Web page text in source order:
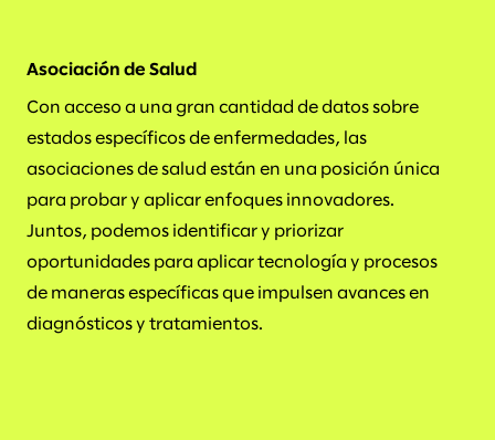
Asociación de Salud
Con acceso a una gran cantidad de datos sobre
estados específicos de enfermedades, las
asociaciones de salud están en una posición única
para probar y aplicar enfoques innovadores.
Juntos, podemos identificar y priorizar
oportunidades para aplicar tecnología y procesos
de maneras específicas que impulsen avances en
diagnósticos y tratamientos.